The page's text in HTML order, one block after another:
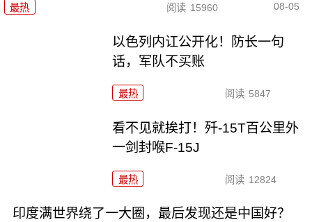
最热 阅读 15960 08-05
以色列内讧公开化！防长一句
话，军队不买账
最热 阅读 5847
看不见就挨打！歼-15T百公里外
一剑封喉F-15J
最热 阅读 12824
印度满世界绕了一大圈，最后发现还是中国好？